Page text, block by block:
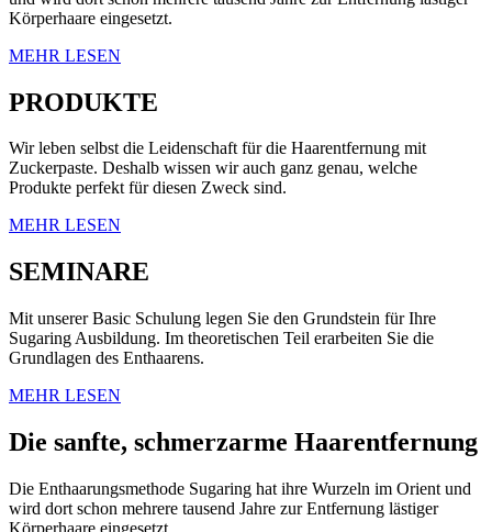
Körperhaare eingesetzt.
MEHR LESEN
PRODUKTE
Wir leben selbst die Leidenschaft für die Haarentfernung mit
Zuckerpaste. Deshalb wissen wir auch ganz genau, welche
Produkte perfekt für diesen Zweck sind.
MEHR LESEN
SEMINARE
Mit unserer Basic Schulung legen Sie den Grundstein für Ihre
Sugaring Ausbildung. Im theoretischen Teil erarbeiten Sie die
Grundlagen des Enthaarens.
MEHR LESEN
Die sanfte, schmerzarme Haarentfernung
Die Enthaarungsmethode Sugaring hat ihre Wurzeln im Orient und
wird dort schon mehrere tausend Jahre zur Entfernung lästiger
Körperhaare eingesetzt.